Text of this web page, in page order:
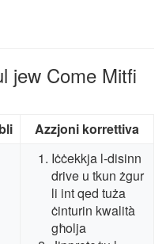
jew Come Mitfi
Azzjoni korrettiva
Iċċekkja l-disinn
drive u tkun żgur
li int qed tuża
ċinturin kwalità
għolja